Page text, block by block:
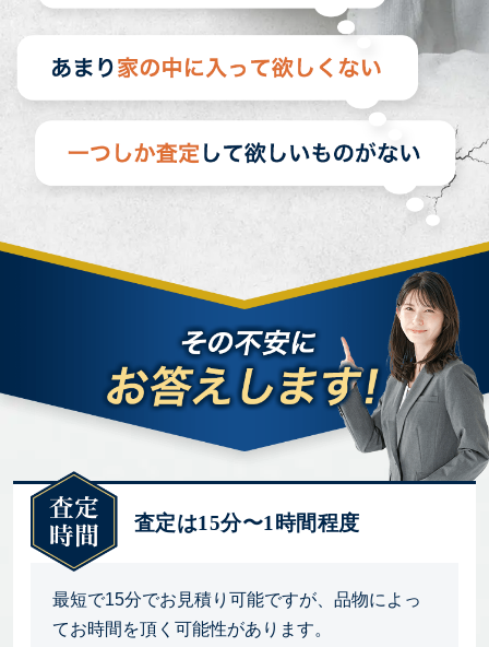
査定は15分〜1時間程度
最短で15分でお見積り可能ですが、品物によっ
てお時間を頂く可能性があります。